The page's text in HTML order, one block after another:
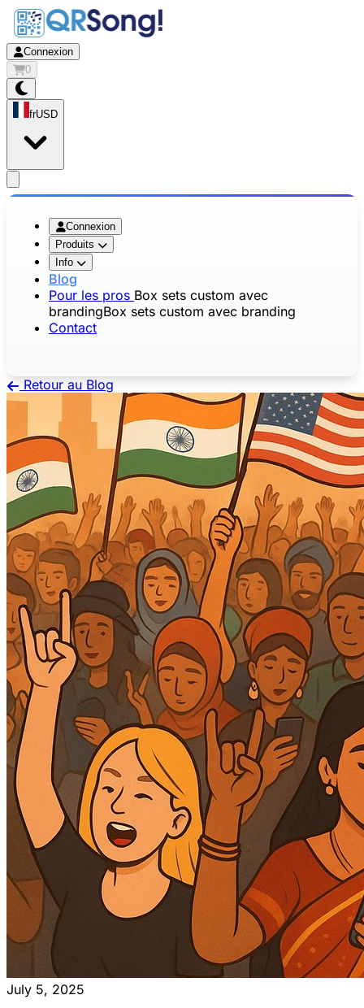
Connexion
0
frUSD
Connexion
Produits
Info
Blog
Pour les pros Box sets custom avec
brandingBox sets custom avec branding
Contact
Retour au Blog
July 5, 2025